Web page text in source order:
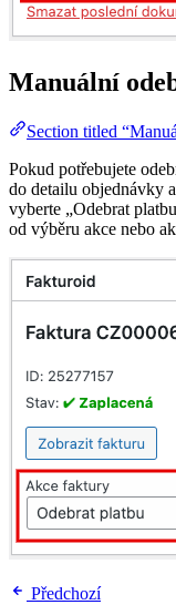
Manuální
Section titled
Pokud potřebujete
do detailu objednávky
vyberte „Odebrat
od výběru akce nebo
Předchozí